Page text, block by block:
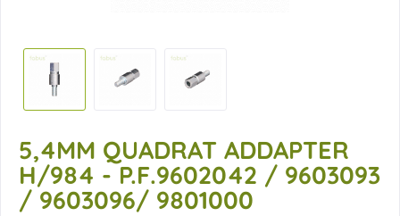
5,4MM QUADRAT ADDAPTER
H/984 - P.F.9602042 / 9603093
/ 9603096/ 9801000